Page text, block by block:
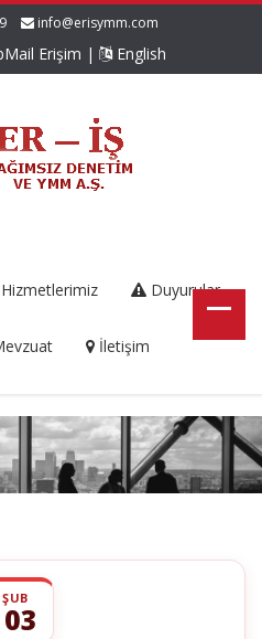
info@erisymm.com
Erişim | English
Hizmetlerimiz Duyurular
İletişim
ŞUB
03